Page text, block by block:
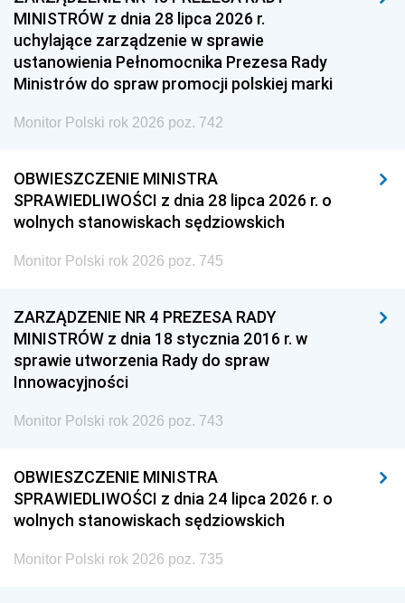
MINISTRÓW z dnia 28 lipca 2026 r.
uchylające zarządzenie w sprawie
ustanowienia Pełnomocnika Prezesa Rady
Ministrów do spraw promocji polskiej marki
Monitor Polski rok 2026 poz. 742
OBWIESZCZENIE MINISTRA
SPRAWIEDLIWOŚCI z dnia 28 lipca 2026 r. o
wolnych stanowiskach sędziowskich
Monitor Polski rok 2026 poz. 745
ZARZĄDZENIE NR 4 PREZESA RADY
MINISTRÓW z dnia 18 stycznia 2016 r. w
sprawie utworzenia Rady do spraw
Innowacyjności
Monitor Polski rok 2026 poz. 743
OBWIESZCZENIE MINISTRA
SPRAWIEDLIWOŚCI z dnia 24 lipca 2026 r. o
wolnych stanowiskach sędziowskich
Monitor Polski rok 2026 poz. 735